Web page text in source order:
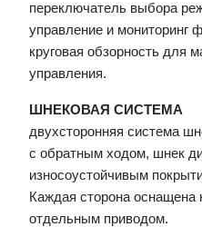
переключатель выбора
управление и мониторинг
круговая обзорность для
управления.
ШНЕКОВАЯ СИСТЕМА
двухсторонняя система
с обратным ходом, шнек
износоустойчивым
Каждая сторона оснащена
отдельным приводом.